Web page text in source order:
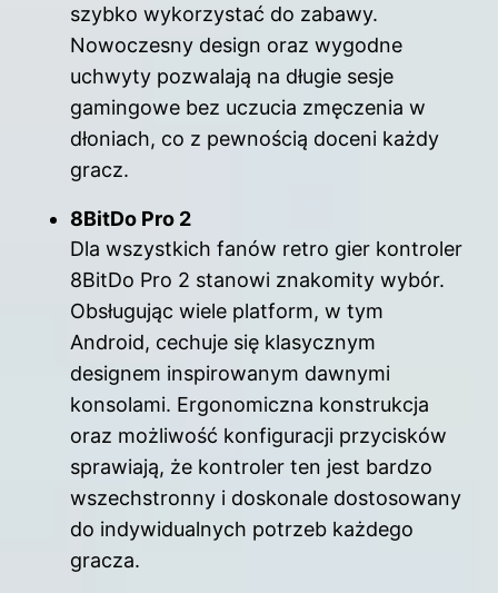
szybko wykorzystać do zabawy.
Nowoczesny design oraz wygodne
uchwyty pozwalają na długie sesje
gamingowe bez uczucia zmęczenia w
dłoniach, co z pewnością doceni każdy
gracz.
8BitDo Pro 2
Dla wszystkich fanów retro gier kontroler
8BitDo Pro 2 stanowi znakomity wybór.
Obsługując wiele platform, w tym
Android, cechuje się klasycznym
designem inspirowanym dawnymi
konsolami. Ergonomiczna konstrukcja
oraz możliwość konfiguracji przycisków
sprawiają, że kontroler ten jest bardzo
wszechstronny i doskonale dostosowany
do indywidualnych potrzeb każdego
gracza.